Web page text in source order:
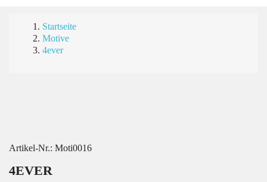
Startseite
Motive
4ever
Artikel-Nr.: Moti0016
4EVER